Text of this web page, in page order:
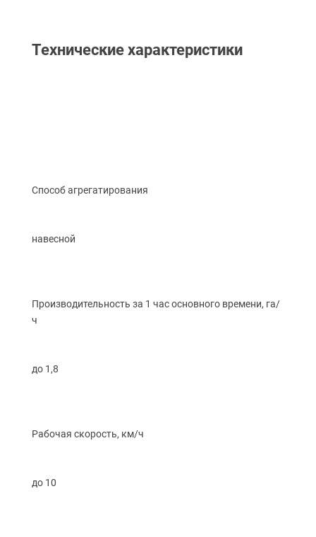
Технические характеристики
Способ агрегатирования
навесной
Производительность за 1 час основного времени, га/
ч
до 1,8
Рабочая скорость, км/ч
до 10